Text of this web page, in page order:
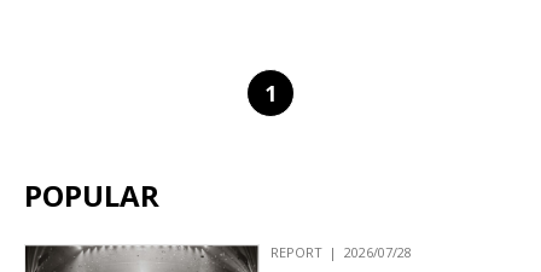
1
POPULAR
REPORT 2026/07/28